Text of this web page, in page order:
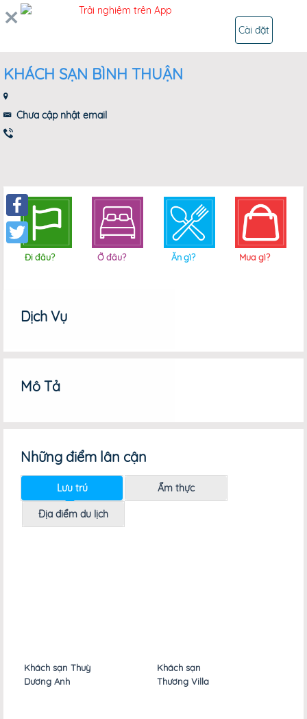
Facebook
Twitter
KHÁCH SẠN BÌNH THUẬN
Chưa cập nhật email
Đi đâu? Ở đâu? Ăn gì? Mua gì?
Dịch Vụ
Mô Tả
Những điểm lân cận
Lưu trú Ẩm thực
Địa điểm du lịch
Khách sạn Thuỳ
Dương Anh
Khách sạn
Thương Villa
Trải nghiệm trên App
Cài đặt